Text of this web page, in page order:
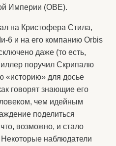
Империи (OBE).
на Кристофера Стила,
6 и на его компанию Orbis
даже (то есть,
поручил Скрипалю
«историю» для досье
говорят знающие его
чем идейным
поделиться
возможно, и стало
наблюдатели